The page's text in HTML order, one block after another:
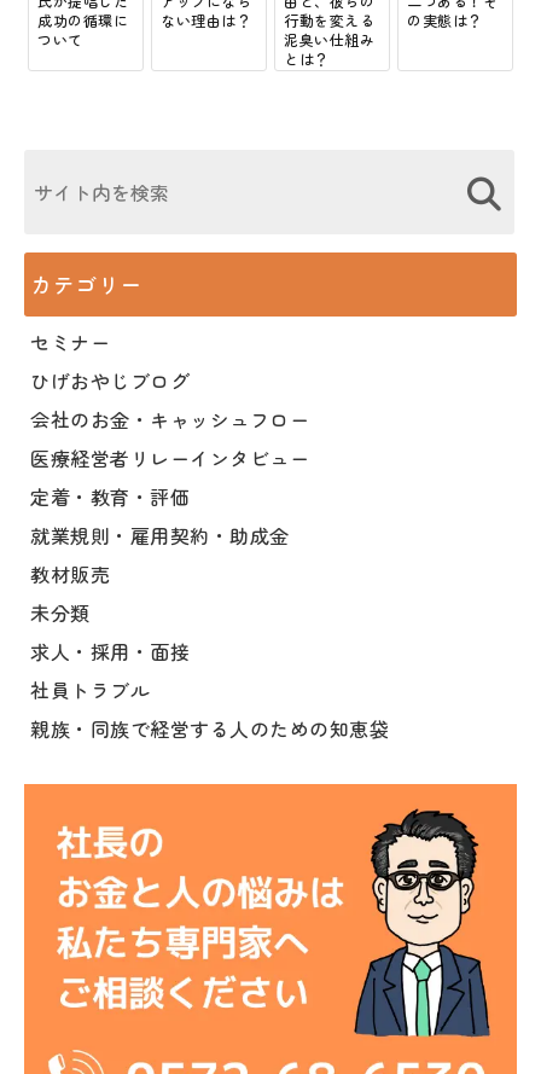
成功の循環に
ついて
ない理由は？
行動を変える
泥臭い仕組み
とは？
の実態は？
カテゴリー
セミナー
ひげおやじブログ
会社のお金・キャッシュフロー
医療経営者リレーインタビュー
定着・教育・評価
就業規則・雇用契約・助成金
教材販売
未分類
求人・採用・面接
社員トラブル
親族・同族で経営する人のための知恵袋